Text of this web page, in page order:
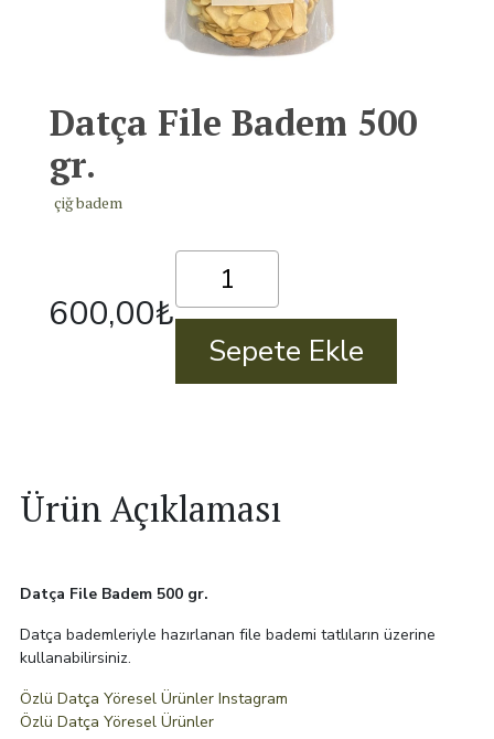
Datça File Badem 500
gr.
çiğ badem
600,00₺Badem
Sepete Ekle
Ürün Açıklaması
Datça File Badem 500 gr.
Datça bademleriyle hazırlanan file bademi tatlıların üzerine
kullanabilirsiniz.
Özlü Datça Yöresel Ürünler Instagram
Özlü Datça Yöresel Ürünler